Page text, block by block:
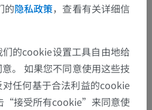
的隐私政策，查看有关详细信
的cookie设置工具自由地给
。 如果您不同意使用这些技
任何基于合法利益的cookie
“接受所有cookie”来同意使